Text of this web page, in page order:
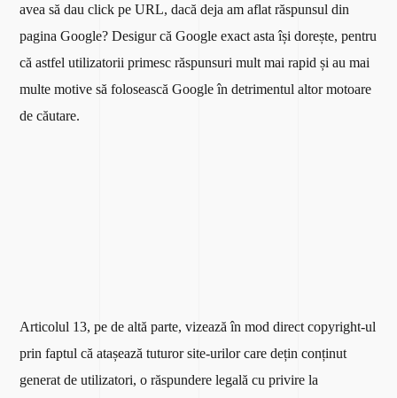
avea să dau click pe URL, dacă deja am aflat răspunsul din
pagina Google? Desigur că Google exact asta își dorește, pentru
că astfel utilizatorii primesc răspunsuri mult mai rapid și au mai
multe motive să folosească Google în detrimentul altor motoare
de căutare.
Articolul 13, pe de altă parte, vizează în mod direct copyright-ul
prin faptul că atașează tuturor site-urilor care dețin conținut
generat de utilizatori, o răspundere legală cu privire la